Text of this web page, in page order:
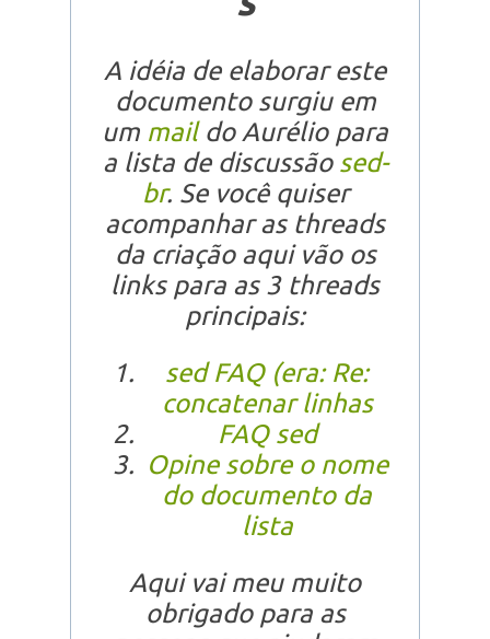
A idéia de elaborar este
documento surgiu em
um maildo Aurélio para
a lista de discussão sed-
br. Se você quiser
acompanhar as threads
da criaçãoaqui vão os
links para as 3 threads
principais:
sed FAQ (era: Re:
concatenar linhas
FAQ sed
Opine sobre o nome
do documento da
lista
Aqui vai meu muito
obrigadopara as